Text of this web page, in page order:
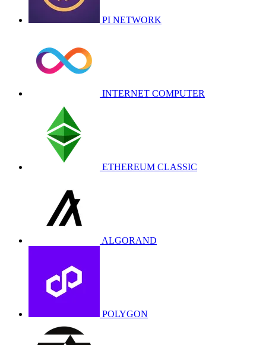
PI NETWORK
INTERNET COMPUTER
ETHEREUM CLASSIC
ALGORAND
POLYGON